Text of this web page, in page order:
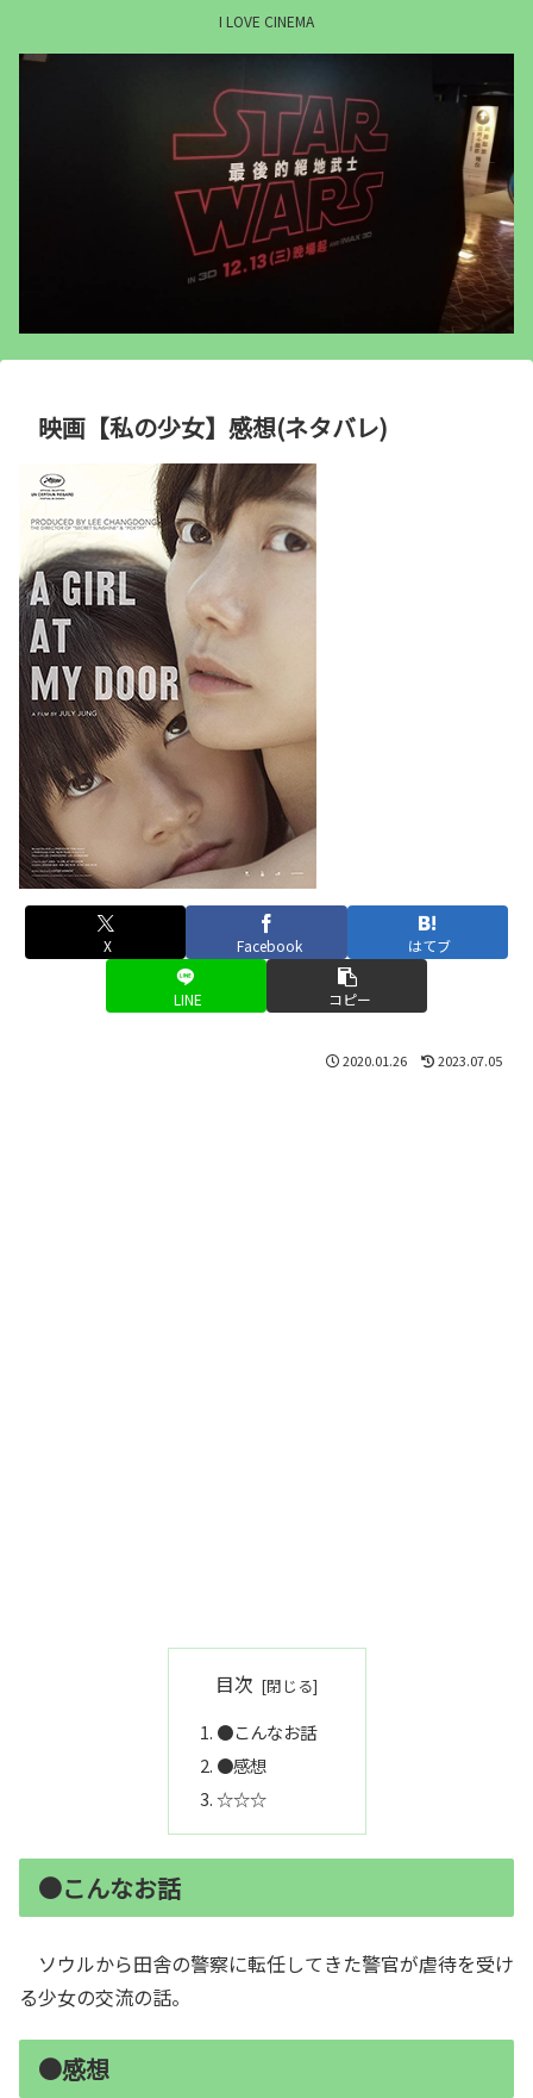
I LOVE CINEMA
映画【私の少女】感想(ネタバレ)
X Facebook はてブ
LINE コピー
2020.01.26 2023.07.05
目次
●こんなお話
●感想
☆☆☆
●こんなお話
ソウルから田舎の警察に転任してきた警官が虐待を受け
る少女の交流の話。
●感想